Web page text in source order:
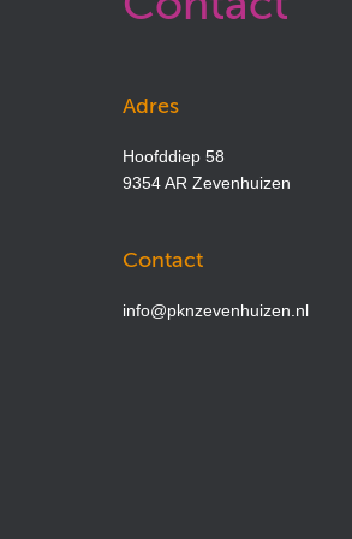
Adres
Hoofddiep 58
9354 AR Zevenhuizen
Contact
info@pknzevenhuizen.nl